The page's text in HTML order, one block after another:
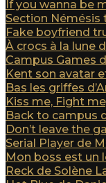
If you wanna be
Section Némésis
Fake boyfriend
À crocs à la lune
Campus Games
Kent son avatar
Bas les griffes
Kiss me, Fight
Back to campus
Don’t leave the
Serial Player de
Mon boss est un
Reck de Solène